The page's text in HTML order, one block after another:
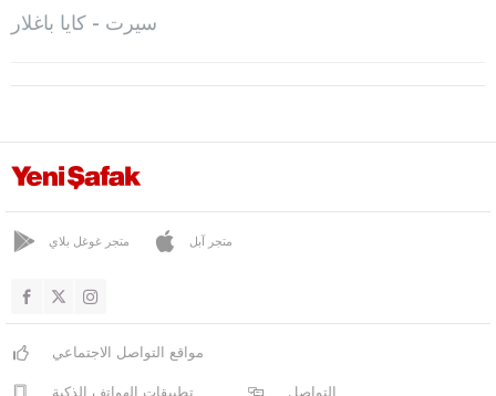
المركز
شيرفان
أويس القرني
شرناق
تكيرداغ
توكات
سيرت - كايا باغلار
متجر غوغل بلاي متجر آبل
مواقع التواصل الاجتماعي
تطبيقات الهواتف الذكية التواصل